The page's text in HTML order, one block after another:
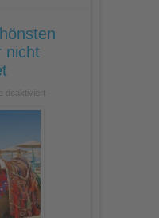
nicht
deaktiviertfür